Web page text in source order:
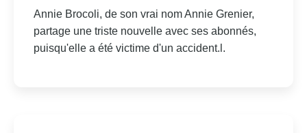
Annie Brocoli, de son vrai nom Annie Grenier,
partage une triste nouvelle avec ses abonnés,
puisqu'elle a été victime d'un accident.l.